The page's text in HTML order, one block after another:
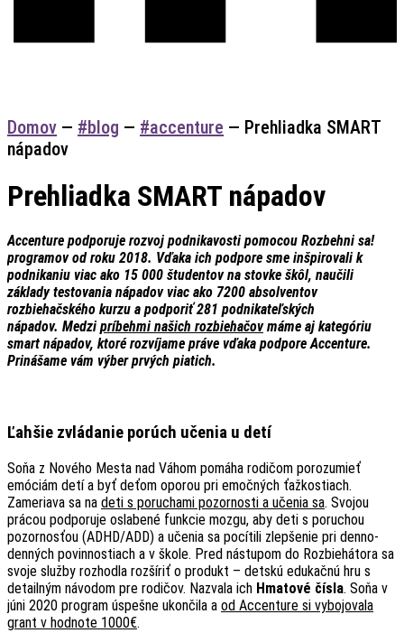
Domov — #blog — #accenture — Prehliadka SMART
nápadov
Prehliadka SMART nápadov
Accenture podporuje rozvoj podnikavosti pomocou Rozbehni sa!
programov od roku 2018. Vďaka ich podpore sme inšpirovali k
podnikaniu viac ako 15 000 študentov na stovke škôl, naučili
základy testovania nápadov viac ako 7200 absolventov
rozbiehačského kurzu a podporiť 281 podnikateľských
nápadov. Medzi príbehmi našich rozbiehačovmáme aj kategóriu
smart nápadov, ktoré rozvíjame práve vďaka podpore Accenture.
Prinášame vám výber prvých piatich.
Ľahšie zvládanie porúch učenia u detí
Soňa z Nového Mesta nad Váhom pomáha rodičom porozumieť
emóciám detí a byť deťom oporou pri emočných ťažkostiach.
Zameriava sa na deti s poruchami pozornosti a učenia sa. Svojou
prácou podporuje oslabené funkcie mozgu, aby deti s poruchou
pozornosťou (ADHD/ADD) a učenia sa pocítili zlepšenie pri denno-
denných povinnostiach a v škole. Pred nástupom do Rozbiehátora sa
svoje služby rozhodla rozšíriť o produkt – detskú edukačnú hru s
detailným návodom pre rodičov. Nazvala ich Hmatové čísla. Soňa v
júni 2020 program úspešne ukončila a od Accenture si vybojovala
grant v hodnote 1000€.